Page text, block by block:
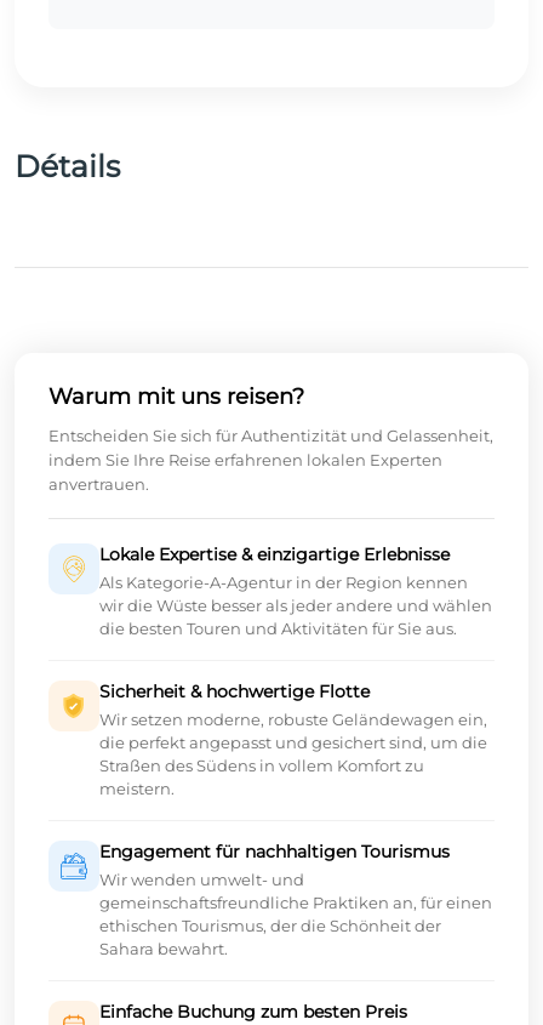
Détails
Warum mit uns reisen?
Entscheiden Sie sich für Authentizität und Gelassenheit,
indem Sie Ihre Reise erfahrenen lokalen Experten
anvertrauen.
Lokale Expertise & einzigartige Erlebnisse
Als Kategorie-A-Agentur in der Region kennen
wir die Wüste besser als jeder andere und wählen
die besten Touren und Aktivitäten für Sie aus.
Sicherheit & hochwertige Flotte
Wir setzen moderne, robuste Geländewagen ein,
die perfekt angepasst und gesichert sind, um die
Straßen des Südens in vollem Komfort zu
meistern.
Engagement für nachhaltigen Tourismus
Wir wenden umwelt- und
gemeinschaftsfreundliche Praktiken an, für einen
ethischen Tourismus, der die Schönheit der
Sahara bewahrt.
Einfache Buchung zum besten Preis